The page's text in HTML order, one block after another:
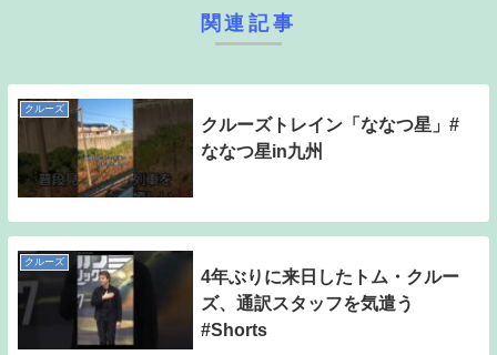
関連記事
クルーズ
クルーズトレイン「ななつ星」#
ななつ星in九州
クルーズ
4年ぶりに来日したトム・クルー
ズ、通訳スタッフを気遣う
#Shorts